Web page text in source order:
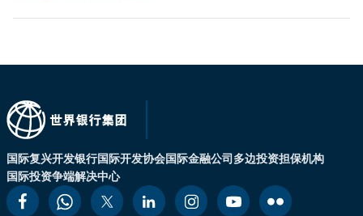
国际复兴开发银行国际开发协会国际金融公司多边投资担保机构
国际投资争端解决中心